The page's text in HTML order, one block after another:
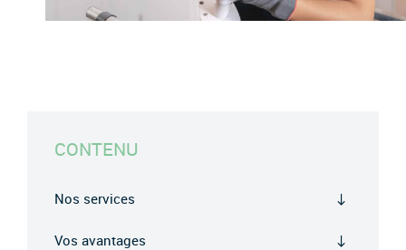
CONTENU
Nos services
Vos avantages